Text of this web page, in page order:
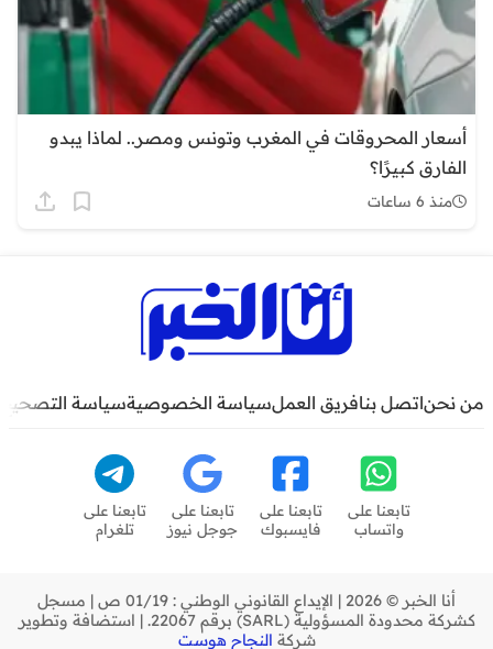
أسعار المحروقات في المغرب وتونس ومصر.. لماذا يبدو
الفارق كبيرًا؟
منذ 6 ساعات
من نحناتصل بنافريق العملسياسة الخصوصيةسياسة التصحيح
تابعنا على
واتساب
تابعنا على
فايسبوك
تابعنا على
جوجل نيوز
تابعنا على
تلغرام
أنا الخبر © 2026 | الإيداع القانوني الوطني : 01/19 ص | مسجل
كشركة محدودة المسؤولية (SARL) برقم 22067. | استضافة وتطوير
شركة النجاح هوست